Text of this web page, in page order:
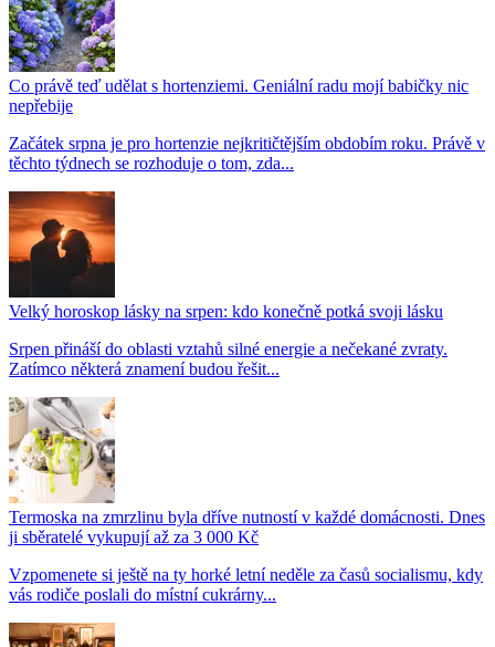
Co právě teď udělat s hortenziemi. Geniální radu mojí babičky nic
nepřebije
Začátek srpna je pro hortenzie nejkritičtějším obdobím roku. Právě v
těchto týdnech se rozhoduje o tom, zda...
Velký horoskop lásky na srpen: kdo konečně potká svoji lásku
Srpen přináší do oblasti vztahů silné energie a nečekané zvraty.
Zatímco některá znamení budou řešit...
Termoska na zmrzlinu byla dříve nutností v každé domácnosti. Dnes
ji sběratelé vykupují až za 3 000 Kč
Vzpomenete si ještě na ty horké letní neděle za časů socialismu, kdy
vás rodiče poslali do místní cukrárny...